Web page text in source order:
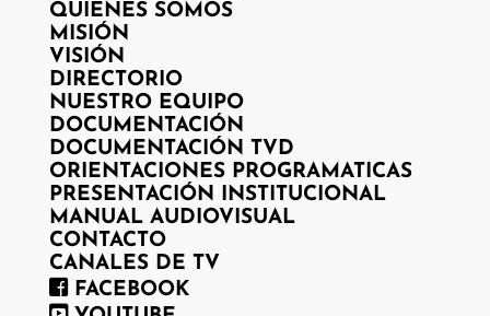
QUIENES SOMOS
MISIÓN
VISIÓN
DIRECTORIO
NUESTRO EQUIPO
DOCUMENTACIÓN
DOCUMENTACIÓN TVD
ORIENTACIONES PROGRAMATICAS
PRESENTACIÓN INSTITUCIONAL
MANUAL AUDIOVISUAL
CONTACTO
CANALES DE TV
FACEBOOK